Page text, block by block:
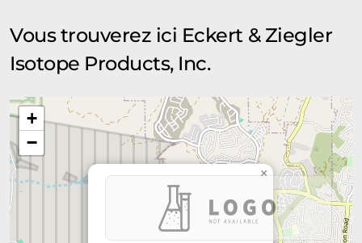
Vous trouverez ici Eckert & Ziegler
Isotope Products, Inc.
×
+
−